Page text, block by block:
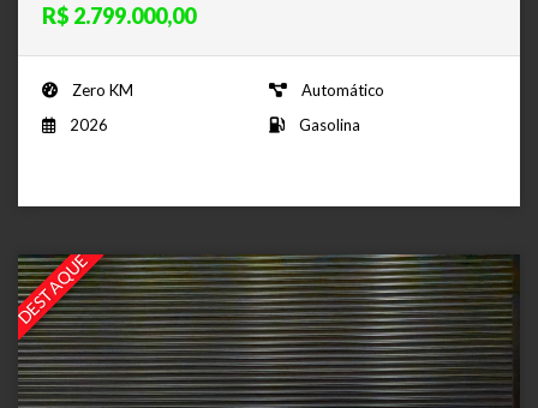
R$ 2.799.000,00
Zero KM
Automático
2026
Gasolina
DESTAQUE